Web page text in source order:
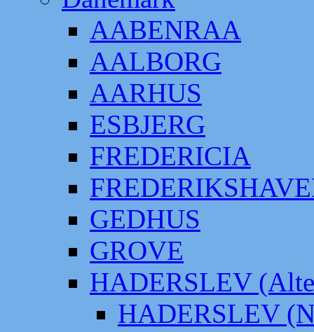
AABENRAA
AALBORG
AARHUS
ESBJERG
FREDERICIA
GEDHUS
GROVE
HADERSLEV
HADERSLEV